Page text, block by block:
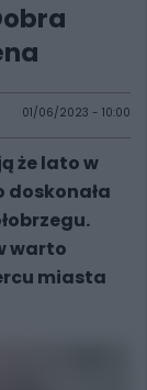
01/06/2023 - 10:00
że lato w
doskonała
warto
miasta